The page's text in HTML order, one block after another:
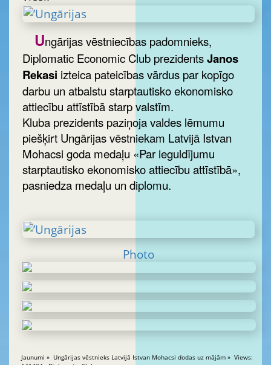
Ungārijas vēstniecības padomnieks,
Diplomatic Economic Club prezidentsJanos
Rekasi izteica pateicības vārdus par kopīgo
darbu un atbalstu starptautisko ekonomisko
attiecību attīstībā starp valstīm.
Kluba prezidents paziņoja valdes lēmumu
piešķirt Ungārijas vēstniekam Latvijā Istvan
Mohacsi goda medaļu «Par ieguldījumu
starptautisko ekonomisko attiecību attīstībā»,
pasniedza medaļu un diplomu.
Photo
Jaunumi » Ungārijas vēstnieks Latvijā Istvan Mohacsi dodas uz mājām » Views: